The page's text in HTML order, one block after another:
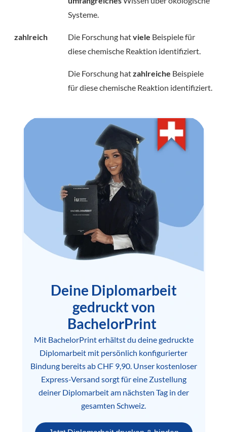
Systeme.
zahlreich Die Forschung hatviele Beispiele für
diese chemische Reaktion identifiziert.
Die Forschung hatzahlreiche Beispiele
für diese chemische Reaktion identifiziert.
Deine Diplomarbeit
gedruckt von
BachelorPrint
Mit BachelorPrint erhältst du deine gedruckte
Diplomarbeit mit persönlich konfigurierter
Bindung bereits ab CHF 9,90. Unser kostenloser
Express-Versand sorgt für eine Zustellung
deiner Diplomarbeit am nächsten Tag in der
gesamten Schweiz.